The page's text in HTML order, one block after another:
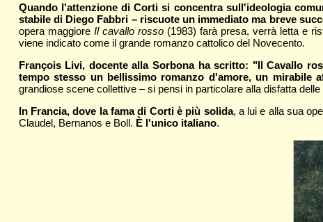
Quando l'attenzione di Corti si concentra sull'ideologia
stabile di Diego Fabbri – riscuote un immediato ma breve
opera maggiore Il cavallo rosso(1983) farà presa, verrà letta e
viene indicato come il grande romanzo cattolico del Novecento.
François Livi, docente alla Sorbona ha scritto: "Il Cavallo
tempo stesso un bellissimo romanzo d'amore, un mirabile
grandiose scene collettive – si pensi in particolare alla disfatta
In Francia, dove la fama di Corti è più solida, a lui e alla sua
Claudel, Bernanos e Boll. È l'unico italiano.